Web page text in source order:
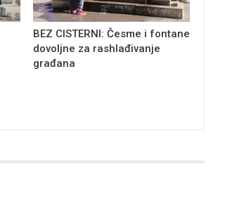
BEZ CISTERNI: Česme i fontane
dovoljne za rashlađivanje
građana